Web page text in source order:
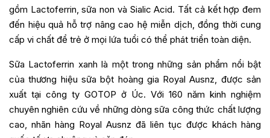
gồm Lactoferrin, sữa non và Sialic Acid. Tất cả kết hợp đem
đến hiệu quả hỗ trợ nâng cao hệ miễn dịch, đồng thời cung
cấp vi chất để trẻ ở mọi lứa tuổi có thể phát triển toàn diện.
Sữa Lactoferrin xanh là một trong những sản phẩm nổi bật
của thương hiệu sữa bột hoàng gia Royal Ausnz, được sản
xuất tại công ty GOTOP ở Úc. Với 160 năm kinh nghiệm
chuyên nghiên cứu về những dòng sữa công thức chất lượng
cao, nhãn hàng Royal Ausnz đã liên tục được khách hàng